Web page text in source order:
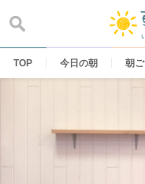
content
TOP 今日の朝 朝